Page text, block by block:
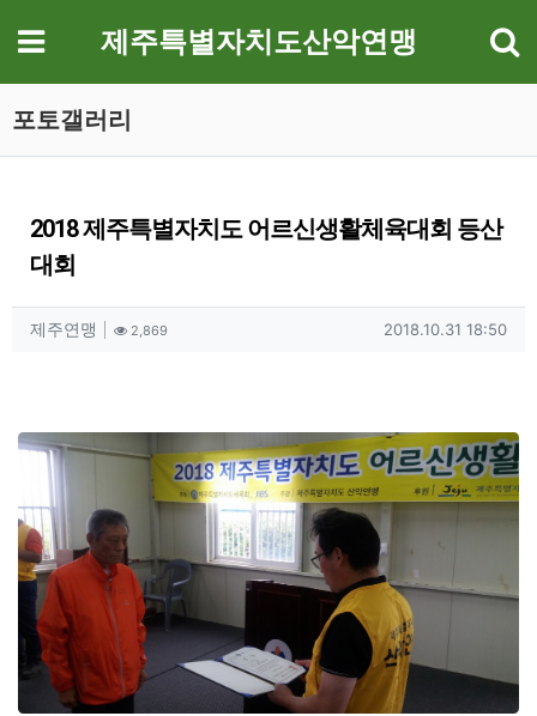
메뉴 제주특별자치도산악연맹
포토갤러리
2018 제주특별자치도 어르신생활체육대회 등산
대회
작성자 정보
제주연맹 작성2,869조회 작성일
2018.10.31 18:50
본문